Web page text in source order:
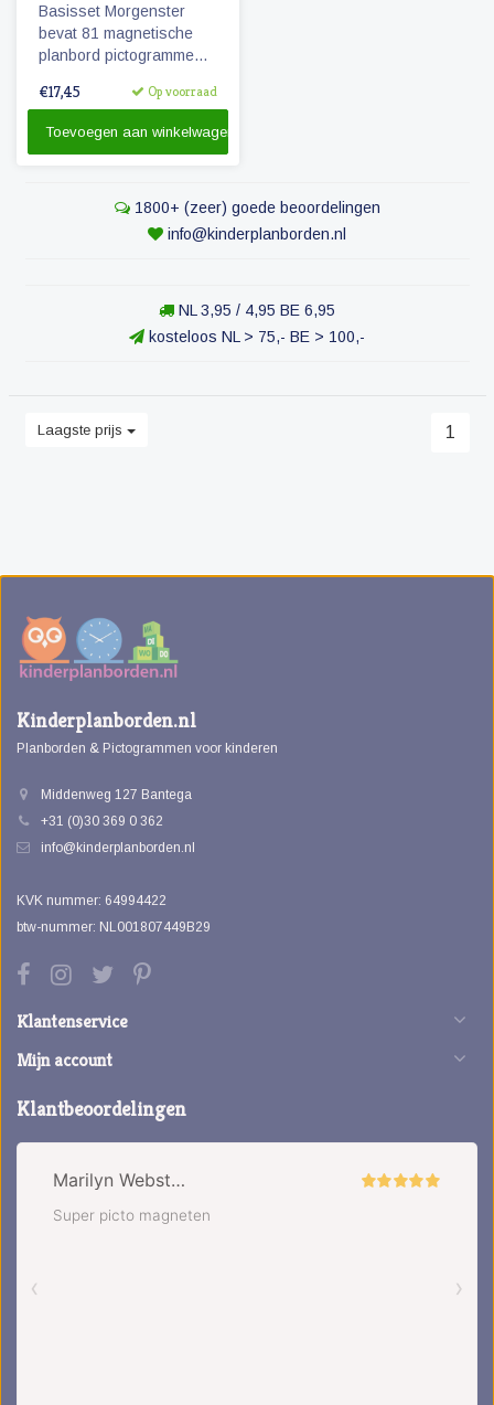
Basisset Morgenster
bevat 81 magnetische
planbord pictogrammen
planbord Morgenster.
€17,45 Op voorraad
Toevoegen aan winkelwagen
1800+ (zeer) goede beoordelingen
info@kinderplanborden.nl
NL 3,95 / 4,95 BE 6,95
kosteloos NL > 75,- BE > 100,-
Laagste prijs 1
Kinderplanborden.nl
Planborden & Pictogrammen voor kinderen
Middenweg 127 Bantega
+31 (0)30 369 0 362
info@kinderplanborden.nl
KVK nummer: 64994422
btw-nummer: NL001807449B29
Klantenservice
Mijn account
Klantbeoordelingen